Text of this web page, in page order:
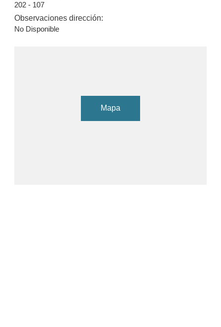
202 - 107
Observaciones dirección:
No Disponible
Mapa